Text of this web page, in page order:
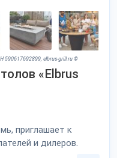
590617692899, elbrus-grill.ru ©
«Elbrus
приглашает к
и дилеров.